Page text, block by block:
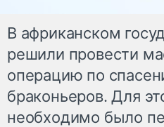
В африканском
решили провести
операцию по
браконьеров. Для
необходимо было